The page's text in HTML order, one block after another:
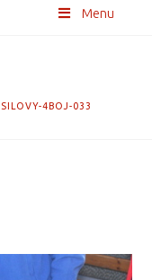
Menu
SILOVY-4BOJ-033